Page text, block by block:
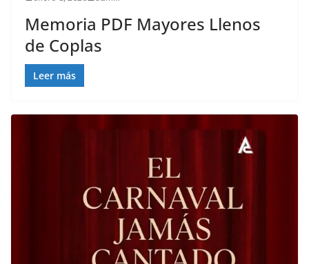
Memoria PDF Mayores Llenos
de Coplas
Leer más